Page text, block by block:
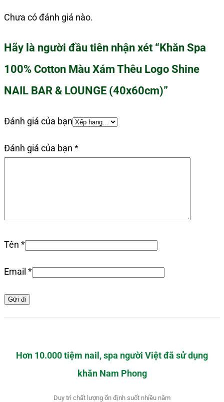
Chưa có đánh giá nào.
Hãy là người đầu tiên nhận xét “Khăn Spa
100% Cotton Màu Xám Thêu Logo Shine
NAIL BAR & LOUNGE (40x60cm)”
Đánh giá của bạn
Đánh giá của bạn *
Tên *
Email *
Hơn 10.000 tiệm nail, spa người Việt đã sử dụng
khăn Nam Phong
Duy trì chất lượng ổn định suốt nhiều năm